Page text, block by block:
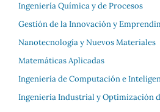
Ingeniería Química y de Procesos
Gestión de la Innovación y
Nanotecnología y Nuevos Materiales
Matemáticas Aplicadas
Ingeniería de Computación e
Ingeniería Industrial y Optimización